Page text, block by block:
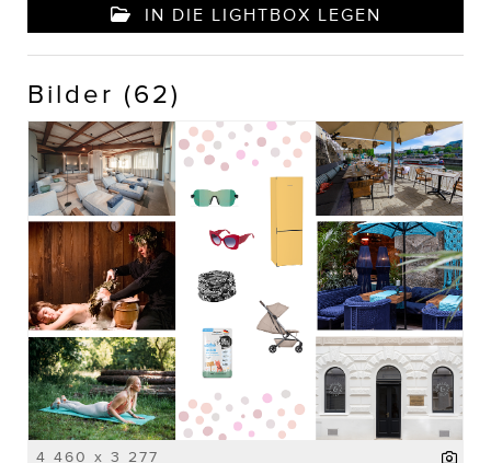
IN DIE LIGHTBOX LEGEN
Bilder (62)
4 460 x 3 277